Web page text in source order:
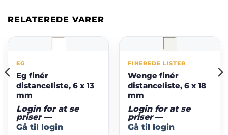
RELATEREDE VARER
EG
Eg finér
distanceliste, 6 x 13
mm
Login for at se
priser—
Gå til login
FINEREDE LISTER
Wenge finér
distanceliste, 6 x 18
mm
Login for at se
priser—
Gå til login